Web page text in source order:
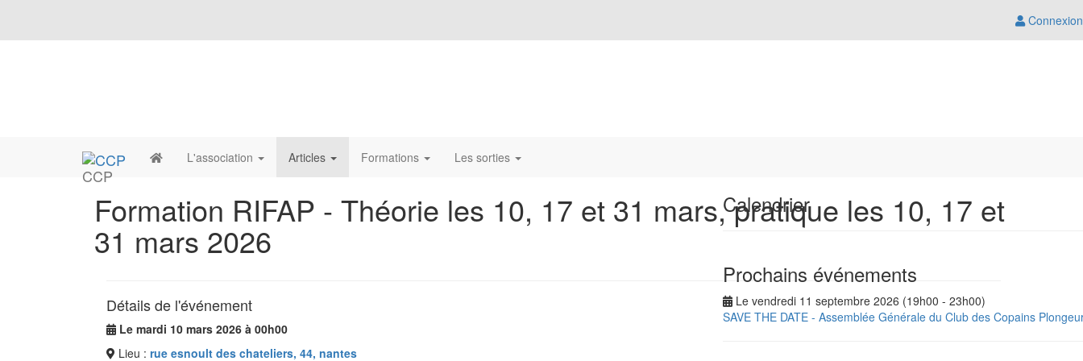
Connexion
CCP
L'association Articles Formations Les sorties
Formation RIFAP - Théorie les 10, 17 et 31 mars, pratique les 10, 17 et
31 mars 2026
Détails de l'événement
Le mardi 10 mars 2026 à 00h00
Lieu : rue esnoult des chateliers, 44, nantes
Calendrier
Prochains événements
Le vendredi 11 septembre 2026 (19h00 - 23h00)
SAVE THE DATE - Assemblée Générale du Club des Copains